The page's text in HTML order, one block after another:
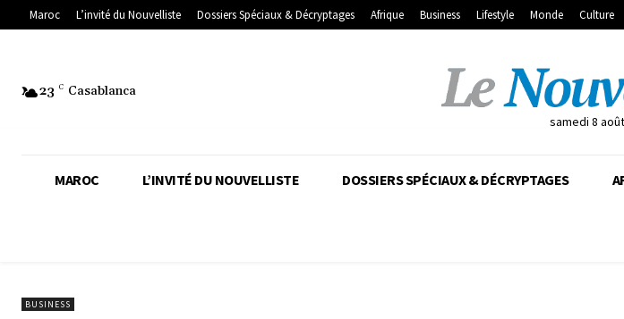
Maroc L’invité du Nouvelliste Dossiers Spéciaux & Décryptages Afrique Business Lifestyle Monde Culture
23 C Casablanca
samedi 8
MAROC L’INVITÉ DU NOUVELLISTE DOSSIERS SPÉCIAUX & DÉCRYPTAGES
BUSINESS